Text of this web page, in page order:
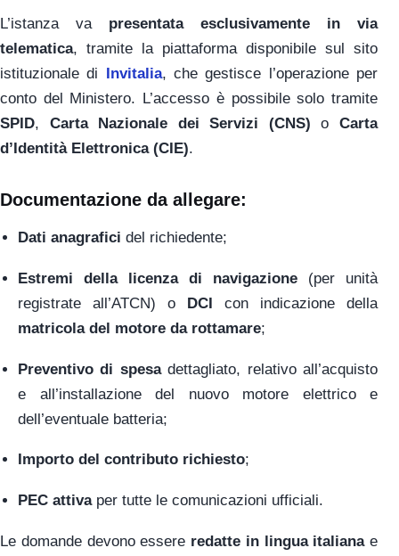
L’istanza va presentata esclusivamente in via
telematica, tramite la piattaforma disponibile sul sito
istituzionale di Invitalia, che gestisce l’operazione per
conto del Ministero. L’accesso è possibile solo tramite
SPID, Carta Nazionale dei Servizi (CNS) oCarta
d’Identità Elettronica (CIE).
Documentazione da allegare:
Dati anagrafici del richiedente;
Estremi della licenza di navigazione (per unità
registrate all’ATCN) o DCI con indicazione della
matricola del motore da rottamare;
Preventivo di spesadettagliato, relativo all’acquisto
e all’installazione del nuovo motore elettrico e
dell’eventuale batteria;
Importo del contributo richiesto;
PEC attivaper tutte le comunicazioni ufficiali.
Le domande devono essere redatte in lingua italianae